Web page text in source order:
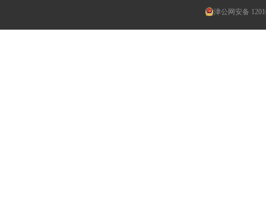
津公网安备